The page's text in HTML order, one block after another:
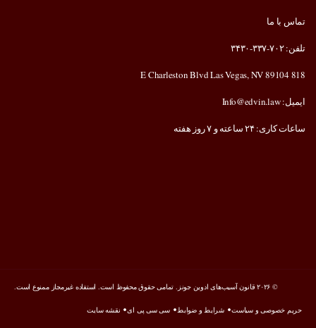
تماس با ما
تلفن: ۷۰۲-۳۳۷-۳۴۳۰
818 E Charleston Blvd Las Vegas, NV 89104
ایمیل: Info@edvin.law
ساعات کاری: ۲۴ ساعته و ۷ روز هفته
© ۲۰۲۶ قانون آسیب‌های ادوین جونز. تمامی حقوق محفوظ است. استفاده غیرمجاز ممنوع است.
حریم خصوصی و سیاست شرایط و ضوابط سی سی پی ای نقشه سایت